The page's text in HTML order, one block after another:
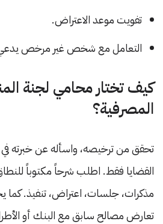
تفويت موعد الاعتراض.
التعامل مع شخص غير مرخص يدعي
كيف تختار محامي لجنة
المصرفية؟
تحقق من ترخيصه، واسأله عن خبرته
القضايا فقط. اطلب شرحاً مكتوباً
مذكرات، جلسات، اعتراض، تنفيذ.
تعارض مصالح سابق مع البنك أو